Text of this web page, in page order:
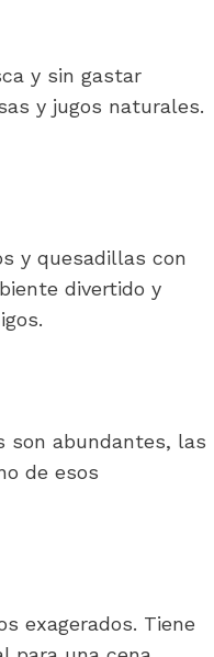
y sin gastar
y jugos naturales.
y quesadillas con
divertido y
son abundantes, las
de esos
exagerados. Tiene